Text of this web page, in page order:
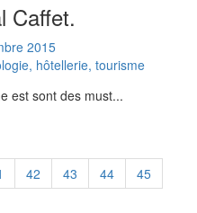
Caffet.
2015
hôtellerie, tourisme
est sont des must...
42 43 44
45